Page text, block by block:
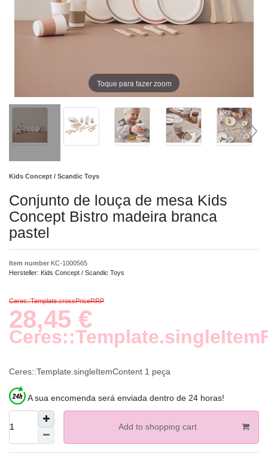
Toque para fazer zoom
Kids Concept / Scandic Toys
Conjunto de louça de mesa Kids
Concept Bistro madeira branca
pastel
Item number KC-1000565
Hersteller: Kids Concept / Scandic Toys
Ceres::Template.crossPriceRRP
28,45 €
Ceres::Template.singleItemContent 1 peça
A sua encomenda será enviada dentro de 24 horas!
Add to shopping cart